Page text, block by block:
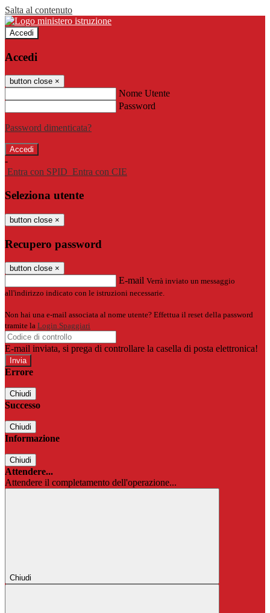
Salta al contenuto
Accedi
Accedi
button close ×
Nome Utente
Password
Password dimenticata?
-
Entra con SPID Entra con CIE
Seleziona utente
button close ×
Recupero password
button close ×
E-mail Verrà inviato un messaggio
all'indirizzo indicato con le istruzioni necessarie.
Non hai una e-mail associata al nome utente? Effettua il reset della password
tramite la Login Spaggiari
E-mail inviata, si prega di controllare la casella di posta elettronica!
Errore
Chiudi
Successo
Chiudi
Informazione
Chiudi
Attendere...
Attendere il completamento dell'operazione...
Chiudi